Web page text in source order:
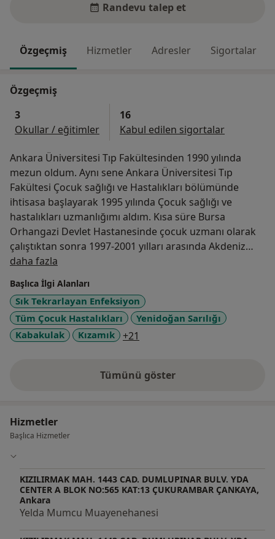
Randevu talep et
Özgeçmiş Hizmetler Adresler Sigortalar
Özgeçmiş
3
Okullar / eğitimler
16
Kabul edilen sigortalar
Ankara Üniversitesi Tıp Fakültesinden 1990 yılında
mezun oldum. Aynı sene Ankara Üniversitesi Tıp
Fakültesi Çocuk sağlığı ve Hastalıkları bölümünde
ihtisasa başlayarak 1995 yılında Çocuk sağlığı ve
hastalıkları uzmanlığımı aldım. Kısa süre Bursa
Orhangazi Devlet Hastanesinde çocuk uzmanı olarak
çalıştıktan sonra 1997-2001 yılları arasında Akdeniz
Üniveristesi Tıp Fakültesi neonatoloji bölümünde
yandal uzmanlık eğitimi alarak 2001 yılında neonatoloji
uzmanı oldum. 2001-2003 yılları arasında Ankara
Güven hastanesinde, 2003-2009 arasında ise Bayındır
hastanesinde neonatoloji ve çocuk uzmanı olarak
çalıştım. 2009- 2018 arasında Özel TOBB ETÜ
daha fazla
Başlıca İlgi Alanları
Sık Tekrarlayan Enfeksiyon
Tüm Çocuk Hastalıkları
Yenidoğan Sarılığı
Kabakulak
Kızamık +21
Tümünü gösterdeneyim hakkında
Hizmetler
Başlıca Hizmetler
KIZILIRMAK MAH. 1443 CAD. DUMLUPINAR BULV. YDA
CENTER A BLOK NO:565 KAT:13 ÇUKURAMBAR ÇANKAYA,
Ankara
Yelda Mumcu Muayenehanesi